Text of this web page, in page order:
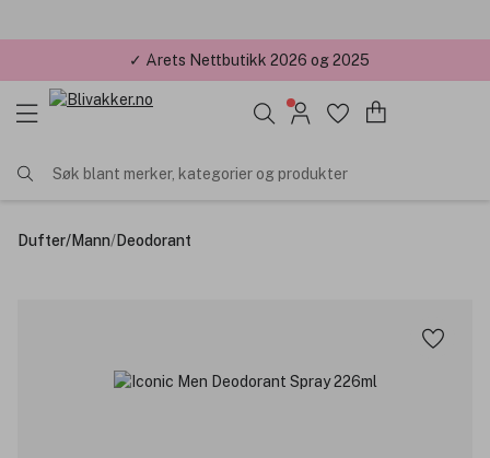
✓ Årets Nettbutikk 2026 og 2025
Søk blant merker, kategorier og produkter
Dufter/Mann/Deodorant